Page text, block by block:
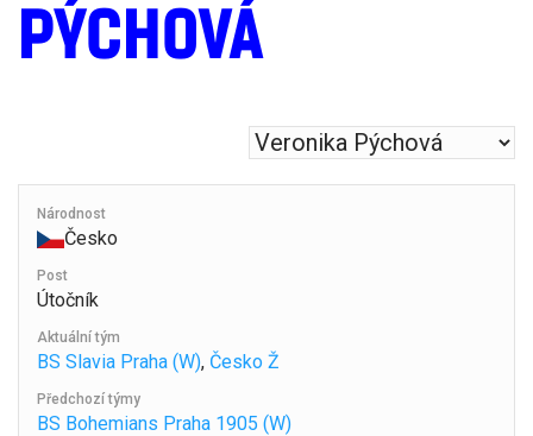
PÝCHOVÁ
Národnost
Česko
Post
Útočník
Aktuální tým
BS Slavia Praha (W), Česko Ž
Předchozí týmy
BS Bohemians Praha 1905 (W)